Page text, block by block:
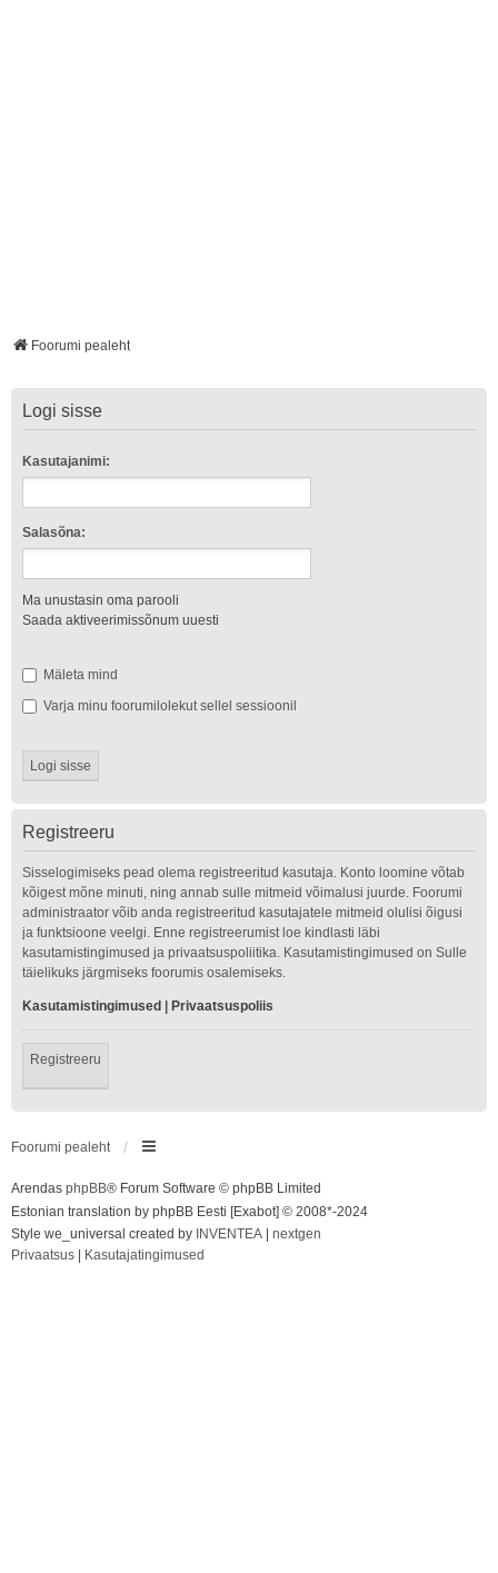
Foorumi pealeht
Logi sisse
Kasutajanimi:
Salasõna:
Ma unustasin oma parooli
Saada aktiveerimissõnum uuesti
Mäleta mind
Varja minu foorumilolekut sellel sessioonil
Registreeru
Sisselogimiseks pead olema registreeritud kasutaja. Konto loomine võtab
kõigest mõne minuti, ning annab sulle mitmeid võimalusi juurde. Foorumi
administraator võib anda registreeritud kasutajatele mitmeid olulisi õigusi
ja funktsioone veelgi. Enne registreerumist loe kindlasti läbi
kasutamistingimused ja privaatsuspoliitika. Kasutamistingimused on Sulle
täielikuks järgmiseks foorumis osalemiseks.
Kasutamistingimused Privaatsuspoliis
Registreeru
Foorumi pealeht
Arendas phpBB® Forum Software © phpBB Limited
Estonian translation by phpBB Eesti [Exabot] © 2008*-2024
Style we_universal created by INVENTEA
nextgen
Privaatsus
Kasutajatingimused